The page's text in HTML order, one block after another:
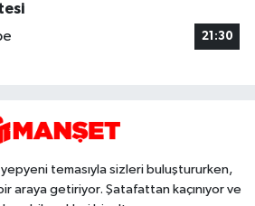
21:30
temasıyla sizleri buluştururken,
araya getiriyor. Şatafattan kaçınıyor ve